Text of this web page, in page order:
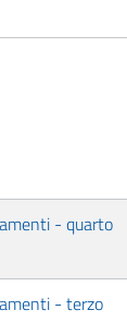
- quarto
- terzo